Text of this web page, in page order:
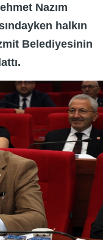
Nazım
halkın
Belediyesinin